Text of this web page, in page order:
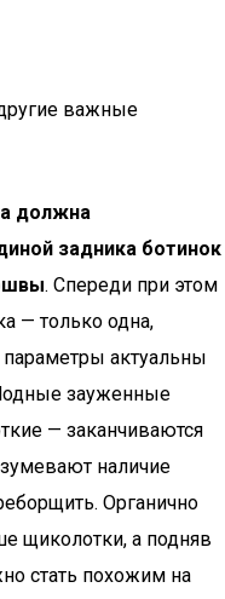
важные
должна
задника ботинок
. Спереди при этом
— только одна,
актуальны
зауженные
— заканчиваются
наличие
Органично
щиколотки, а подняв
стать похожим на